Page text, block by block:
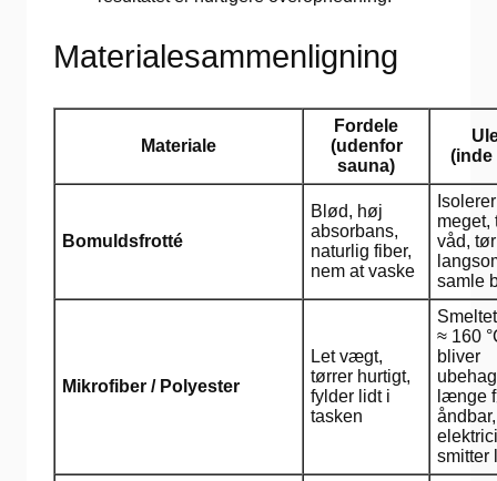
Materialesammenligning
Materiale
Fordele
(udenfor
sauna)
(inde
Bomuldsfrotté
Blød, høj
absorbans,
naturlig fiber,
nem at vaske
meget,
våd,
samle
Mikrofiber / Polyester
Let vægt,
tørrer hurtigt,
fylder lidt i
tasken
≈ 160
bliver
længe
smitter